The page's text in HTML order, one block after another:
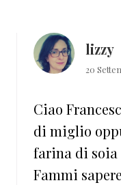
lizzy
20
Ciao
di miglio
farina di soia
Fammi